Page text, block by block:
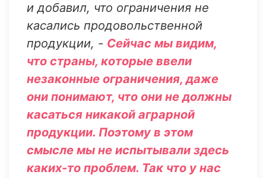
и добавил, что ограничения не
касались продовольственной
продукции, - Сейчас мы видим,
что страны, которые ввели
незаконные ограничения, даже
они понимают, что они не должны
касаться никакой аграрной
продукции. Поэтому в этом
смысле мы не испытывали здесь
каких-то проблем. Так что у нас